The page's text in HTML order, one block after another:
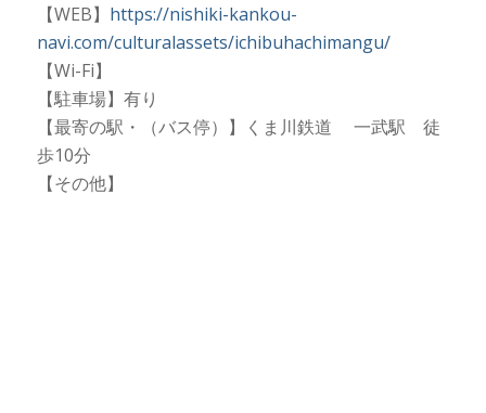
【WEB】 https://nishiki-kankou-
navi.com/culturalassets/ichibuhachimangu/
【Wi-Fi】
【駐車場】有り
【最寄の駅・（バス停）】くま川鉄道 一武駅 徒
歩10分
【その他】